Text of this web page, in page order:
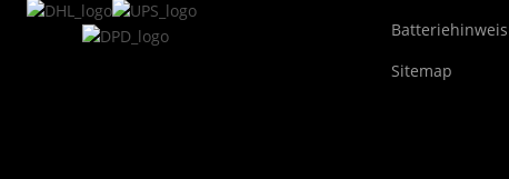
Batteriehinweis
Sitemap